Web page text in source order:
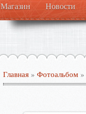
Магазин Новости
Главная » Фотоальбом »